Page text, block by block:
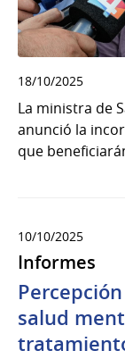
18/10/2025
La ministra de
anunció la
que
10/10/2025
Informes
salud